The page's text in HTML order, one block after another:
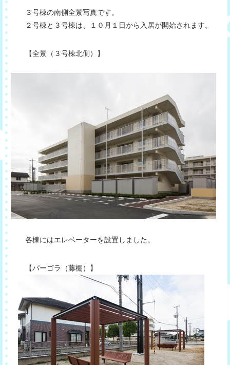
３号棟の南側全景写真です。
２号棟と３号棟は、１０月１日から入居が開始されます。
【全景（３号棟北側）】
各棟にはエレベーターを設置しました。
【パーゴラ（藤棚）】